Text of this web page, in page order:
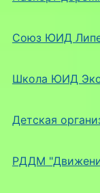
Союз ЮИД
Школа ЮИД
Детская
РДДМ